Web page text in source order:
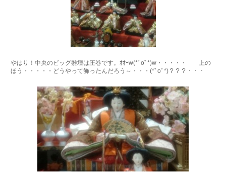
やはり！中央のビッグ雛壇は圧巻です。ｵｵｰw(*ﾟoﾟ*)w・・・・・ 上の
ほう・・・・・どうやって飾ったんだろう～・・・(*ﾟoﾟ*)？？？・・・